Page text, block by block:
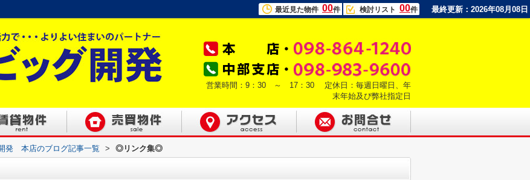
最近見た物件 00件 検討リスト 00件 最終更新：2026年08月08日
営業時間：9：30 ～ 17：30 定休日：毎週日曜日、年
末年始及び弊社指定日
発 本店のブログ記事一覧 > ◎リンク集◎